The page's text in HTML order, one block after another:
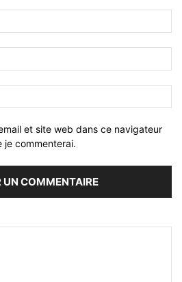
et site web dans ce navigateur
je commenterai.